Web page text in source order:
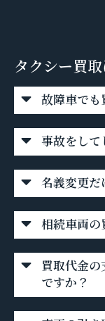
タクシー買
故障車でも
事故をして
名義変更だ
相続車両の
買取代金
ですか？